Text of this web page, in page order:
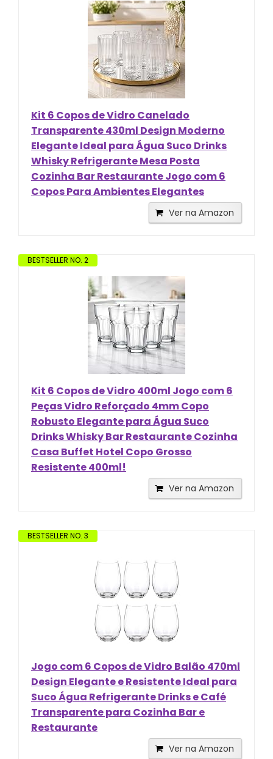
Kit 6 Copos de Vidro Canelado
Transparente 430ml Design Moderno
Elegante Ideal para Água Suco Drinks
Whisky Refrigerante Mesa Posta
Cozinha Bar Restaurante Jogo com 6
Copos Para Ambientes Elegantes
Ver na Amazon
BESTSELLER NO. 2
Kit 6 Copos de Vidro 400ml Jogo com 6
Peças Vidro Reforçado 4mm Copo
Robusto Elegante para Água Suco
Drinks Whisky Bar Restaurante Cozinha
Casa Buffet Hotel Copo Grosso
Resistente 400ml!
Ver na Amazon
BESTSELLER NO. 3
Jogo com 6 Copos de Vidro Balão 470ml
Design Elegante e Resistente Ideal para
Suco Água Refrigerante Drinks e Café
Transparente para Cozinha Bar e
Restaurante
Ver na Amazon